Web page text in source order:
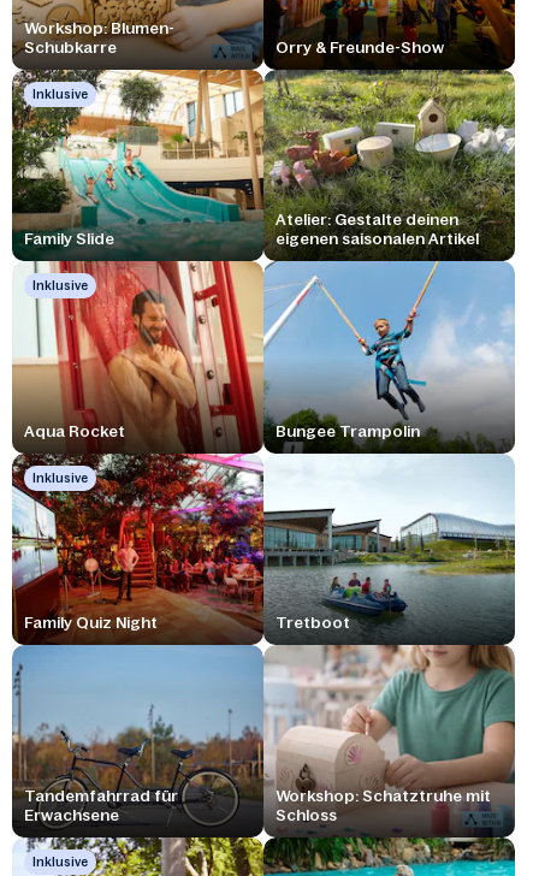
Workshop: Blumen-
Schubkarre
Orry & Freunde-Show
Inklusive
Family Slide
Atelier: Gestalte deinen
eigenen saisonalen Artikel
Inklusive
Aqua Rocket Bungee Trampolin
Inklusive
Family Quiz Night Tretboot
Tandemfahrrad für
Erwachsene
Workshop: Schatztruhe mit
Schloss
Inklusive